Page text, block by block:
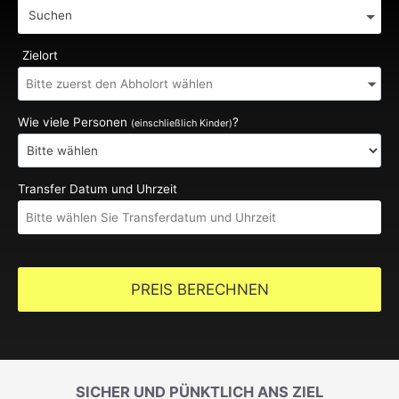
Suchen
Zielort
Wie viele Personen (einschließlich Kinder)?
Transfer Datum und Uhrzeit
PREIS BERECHNEN
SICHER UND PÜNKTLICH ANS ZIEL